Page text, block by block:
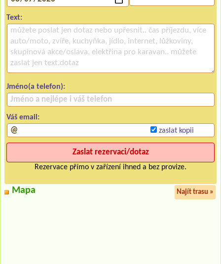
Text:
Jméno(a telefon):
Váš email:
zaslat kopii
Rezervace přímo v zařízení ihned a bez provize.
Mapa Najít trasu »